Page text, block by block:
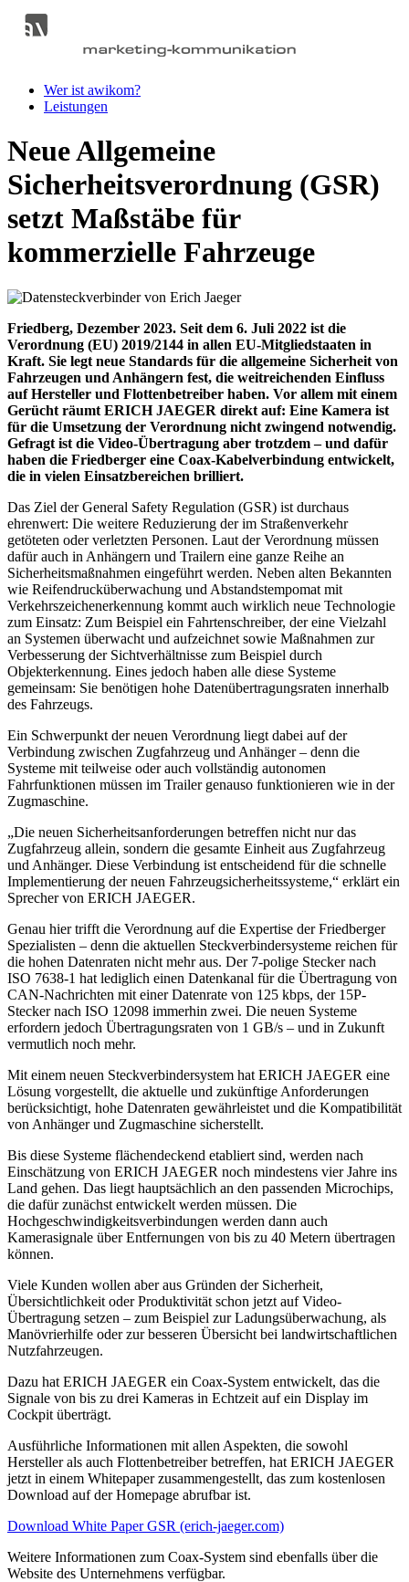
Wer ist awikom?
Leistungen
Neue Allgemeine
Sicherheitsverordnung (GSR)
setzt Maßstäbe für
kommerzielle Fahrzeuge
Friedberg, Dezember 2023. Seit dem 6. Juli 2022 ist die
Verordnung (EU) 2019/2144 in allen EU-Mitgliedstaaten in
Kraft. Sie legt neue Standards für die allgemeine Sicherheit von
Fahrzeugen und Anhängern fest, die weitreichenden Einfluss
auf Hersteller und Flottenbetreiber haben. Vor allem mit einem
Gerücht räumt ERICH JAEGER direkt auf: Eine Kamera ist
für die Umsetzung der Verordnung nicht zwingend notwendig.
Gefragt ist die Video-Übertragung aber trotzdem – und dafür
haben die Friedberger eine Coax-Kabelverbindung entwickelt,
die in vielen Einsatzbereichen brilliert.
Das Ziel der General Safety Regulation (GSR) ist durchaus
ehrenwert: Die weitere Reduzierung der im Straßenverkehr
getöteten oder verletzten Personen. Laut der Verordnung müssen
dafür auch in Anhängern und Trailern eine ganze Reihe an
Sicherheitsmaßnahmen eingeführt werden. Neben alten Bekannten
wie Reifendruck­überwachung und Abstandstempomat mit
Verkehrszeichenerkennung kommt auch wirklich neue Technologie
zum Einsatz: Zum Beispiel ein Fahrtenschreiber, der eine Vielzahl
an Systemen überwacht und aufzeichnet sowie Maßnahmen zur
Verbesserung der Sichtverhältnisse zum Beispiel durch
Objekterkennung. Eines jedoch haben alle diese Systeme
gemeinsam: Sie benötigen hohe Datenübertragungsraten innerhalb
des Fahrzeugs.
Ein Schwerpunkt der neuen Verordnung liegt dabei auf der
Verbindung zwischen Zugfahrzeug und Anhänger – denn die
Systeme mit teilweise oder auch vollständig autonomen
Fahrfunktionen müssen im Trailer genauso funktionieren wie in der
Zugmaschine.
„Die neuen Sicherheitsanforderungen betreffen nicht nur das
Zugfahrzeug allein, sondern die gesamte Einheit aus Zugfahrzeug
und Anhänger. Diese Verbindung ist entscheidend für die schnelle
Implementierung der neuen Fahrzeugsicherheitssysteme,“ erklärt ein
Sprecher von ERICH JAEGER.
Genau hier trifft die Verordnung auf die Expertise der Friedberger
Spezialisten – denn die aktuellen Steckverbindersysteme reichen für
die hohen Datenraten nicht mehr aus. Der 7-polige Stecker nach
ISO 7638-1 hat lediglich einen Datenkanal für die Übertragung von
CAN-Nachrichten mit einer Datenrate von 125 kbps, der 15P-
Stecker nach ISO 12098 immerhin zwei. Die neuen Systeme
erfordern jedoch Übertragungsraten von 1 GB/s – und in Zukunft
vermutlich noch mehr.
Mit einem neuen Steckverbindersystem hat ERICH JAEGER eine
Lösung vorgestellt, die aktuelle und zukünftige Anforderungen
berücksichtigt, hohe Datenraten gewährleistet und die Kompatibilität
von Anhänger und Zugmaschine sicherstellt.
Bis diese Systeme flächendeckend etabliert sind, werden nach
Einschätzung von ERICH JAEGER noch mindestens vier Jahre ins
Land gehen. Das liegt hauptsächlich an den passenden Microchips,
die dafür zunächst entwickelt werden müssen. Die
Hochgeschwindig­keitsverbindungen werden dann auch
Kamerasignale über Entfernungen von bis zu 40 Metern übertragen
können.
Viele Kunden wollen aber aus Gründen der Sicherheit,
Übersichtlichkeit oder Produktivität schon jetzt auf Video-
Übertragung setzen – zum Beispiel zur Ladungsüberwachung, als
Manövrierhilfe oder zur besseren Übersicht bei landwirtschaftlichen
Nutzfahrzeugen.
Dazu hat ERICH JAEGER ein Coax-System entwickelt, das die
Signale von bis zu drei Kameras in Echtzeit auf ein Display im
Cockpit überträgt.
Ausführliche Informationen mit allen Aspekten, die sowohl
Hersteller als auch Flotten­betreiber betreffen, hat ERICH JAEGER
jetzt in einem Whitepaper zusammengestellt, das zum kostenlosen
Download auf der Homepage abrufbar ist.
Download White Paper GSR (erich-jaeger.com)
Weitere Informationen zum Coax-System sind ebenfalls über die
Website des Unternehmens verfügbar.